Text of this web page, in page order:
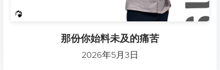
那份你始料未及的痛苦
2026年5月3日